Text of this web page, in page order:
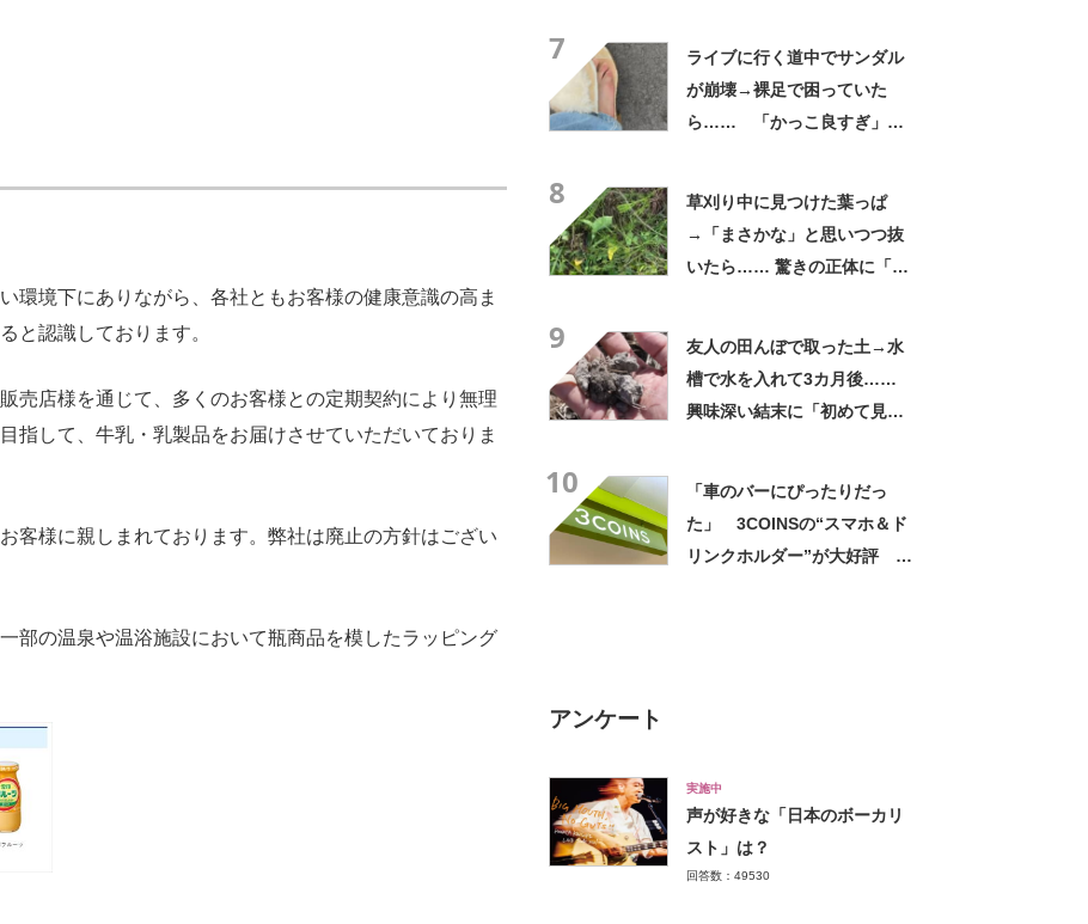
環境下にありながら、各社ともお客様の健康意識の高ま
と認識しております。
売店様を通じて、多くのお客様との定期契約により無理
指して、牛乳・乳製品をお届けさせていただいておりま
客様に親しまれております。弊社は廃止の方針はござい
部の温泉や温浴施設において瓶商品を模したラッピング
7
ライブに行く道中でサンダル
が崩壊→裸足で困っていた
ら…… 「かっこ良すぎ」ま
8
草刈り中に見つけた葉っぱ
→「まさかな」と思いつつ抜
いたら…… 驚きの正体に「お
9
友人の田んぼで取った土→水
槽で水を入れて3カ月後……
興味深い結末に「初めて見
10
「車のバーにぴったりだっ
た」 3COINSの“スマホ＆ド
リンクホルダー”が大好評
アンケート
実施中
声が好きな「日本のボーカリ
スト」は？
回答数：49530